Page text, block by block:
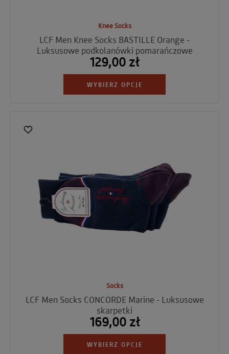
Knee Socks
LCF Men Knee Socks BASTILLE Orange -
Luksusowe podkolanówki pomarańczowe
129,00 zł
WYBIERZ OPCJE
Socks
LCF Men Socks CONCORDE Marine - Luksusowe
skarpetki
169,00 zł
WYBIERZ OPCJE